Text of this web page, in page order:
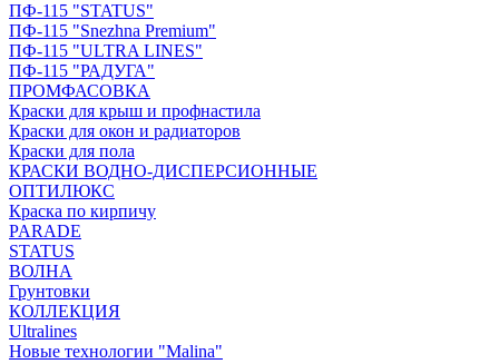
ПФ-115 "STATUS"
ПФ-115 "Snezhna Premium"
ПФ-115 "ULTRA LINES"
ПФ-115 "РАДУГА"
ПРОМФАСОВКА
Краски для крыш и профнастила
Краски для окон и радиаторов
Краски для пола
КРАСКИ ВОДНО-ДИСПЕРСИОННЫЕ
ОПТИЛЮКС
Краска по кирпичу
PARADE
STATUS
ВОЛНА
Грунтовки
КОЛЛЕКЦИЯ
Ultralines
Новые технологии "Malina"